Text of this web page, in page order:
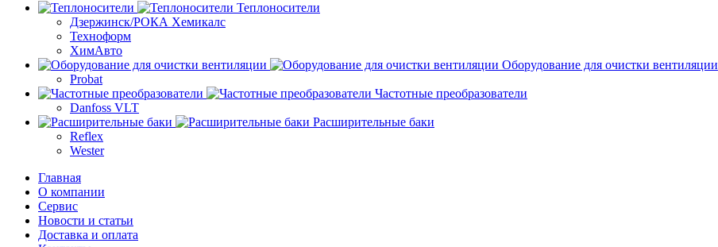
Теплоносители
Дзержинск/РОКА Хемикалс
Техноформ
ХимАвто
Оборудование для очистки вентиляции
Probat
Частотные преобразователи
Danfoss VLT
Расширительные баки
Reflex
Wester
Главная
О компании
Сервис
Новости и статьи
Доставка и оплата